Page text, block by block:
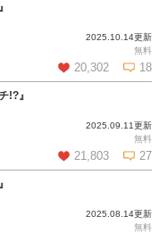
コメントを見る2025.10.14更新
無料
20,302 18
コメントを見る
!?』
2025.09.11更新
無料
21,803 27
コメントを見る2025.08.14更新
無料